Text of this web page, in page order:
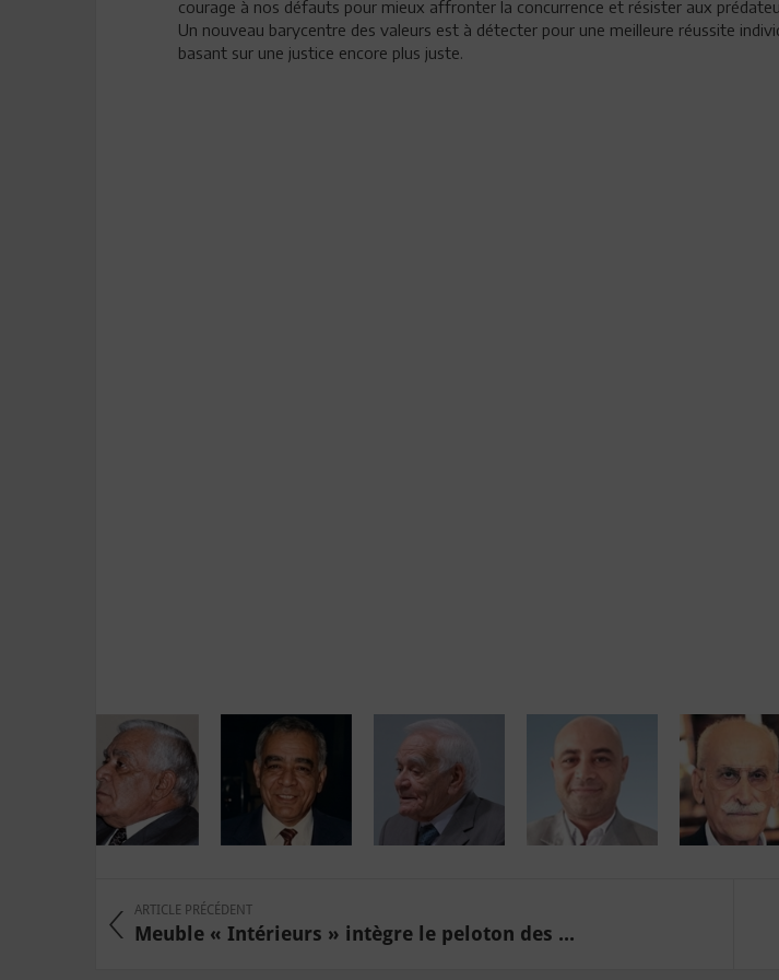
courage à nos défauts pour mieux affronter la concurrence et résister aux
Un nouveau barycentre des valeurs est à détecter pour une meilleure réussite
basant sur une justice encore plus juste.
ARTICLE PRÉCÉDENT
Meuble « Intérieurs » intègre le peloton des ...